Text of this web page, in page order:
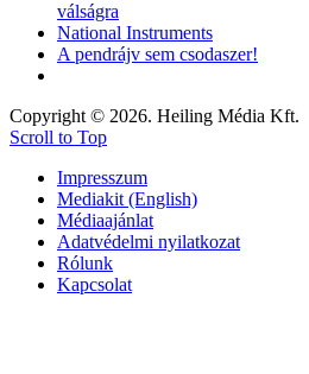
válságra
National Instruments
A pendrájv sem csodaszer!
Copyright © 2026. Heiling Média Kft.
Scroll to Top
Impresszum
Mediakit (English)
Médiaajánlat
Adatvédelmi nyilatkozat
Rólunk
Kapcsolat